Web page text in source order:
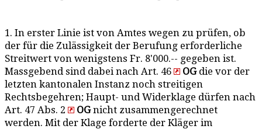
1. In erster Linie ist von Amtes wegen zu prüfen, ob
der für die Zulässigkeit der Berufung erforderliche
Streitwert von wenigstens Fr. 8'000.-- gegeben ist.
Massgebend sind dabei nach Art. 46
OGdie vor der
letzten kantonalen Instanz noch streitigen
Rechtsbegehren; Haupt- und Widerklage dürfen nach
Art. 47 Abs. 2
OGnicht zusammengerechnet
werden. Mit der Klage forderte der Kläger im